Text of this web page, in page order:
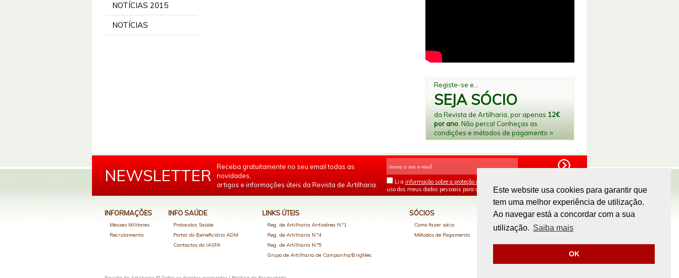
Este website usa cookies para garantir que
tem uma melhor experiência de utilização.
Ao navegar está a concordar com a sua
utilização. Saiba mais
OK
NOTÍCIAS 2015
NOTÍCIAS
Registe-se e...
SEJA SÓCIO
da Revista de Artilharia, por apenas 12€
por ano. Não perca! Conheças as
condições e métodos de pagamento >
NEWSLETTER
Receba gratuitamente no seu email todas as
novidades,
artigos e informações úteis da Revista de Artilharia.
Li a informação sobre a proteção de dados
uso dos meus dados pessoais para os fins mencionados.
INFORMAÇÕES
Messes Militares
Recrutamento
INFO SAÚDE
Protocolos Saúde
Portal do Beneficiário ADM
Contactos do IASFA
LINKS ÚTEIS
Reg. de Artilharia Antiaérea N.º1
Reg. de Artilharia N.º4
Reg. de Artilharia N.º5
Grupo de Artilharia de Campanha/BrigMec
SÓCIOS
Como fazer sócio
Métodos de Pagamento
PAGAMENTOS ONLINE